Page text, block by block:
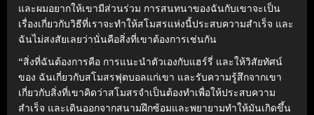
และผมอยากให้เขามีส่วนร่วม การสนทนาของฉันกับเขาจะเป็น
เรื่องเกี่ยวกับวิธีที่เราจะทำให้สโมสรแห่งนี้ประสบความสำเร็จ และ
ฉันไม่สงสัยเลยว่านั่นคือสิ่งที่เขาต้องการเช่นกัน
“สิ่งที่ฉันต้องการคือ การแนะนำตัวเองกับแฮร์รี่ และให้วิสัยทัศน์
ของ ฉันเกี่ยวกับสโมสรฟุตบอลแก่เขา และรับความรู้สึกจากเขา
เกี่ยวกับสิ่งที่เขาคิดว่าสโมสรจำเป็นต้องทำเพื่อให้ประสบความ
สำเร็จ และเดินออกจากสนามฝึกซ้อมและพยายามทำให้มันเกิดขึ้น